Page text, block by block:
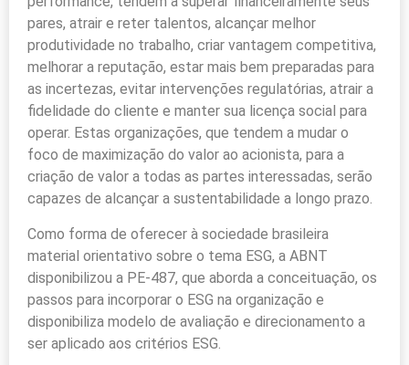
pares, atrair e reter talentos, alcançar melhor
produtividade no trabalho, criar vantagem competitiva,
melhorar a reputação, estar mais bem preparadas para
as incertezas, evitar intervenções regulatórias, atrair a
fidelidade do cliente e manter sua licença social para
operar. Estas organizações, que tendem a mudar o
foco de maximização do valor ao acionista, para a
criação de valor a todas as partes interessadas, serão
capazes de alcançar a sustentabilidade a longo prazo.
Como forma de oferecer à sociedade brasileira
material orientativo sobre o tema ESG, a ABNT
disponibilizou a PE-487, que aborda a conceituação, os
passos para incorporar o ESG na organização e
disponibiliza modelo de avaliação e direcionamento a
ser aplicado aos critérios ESG.